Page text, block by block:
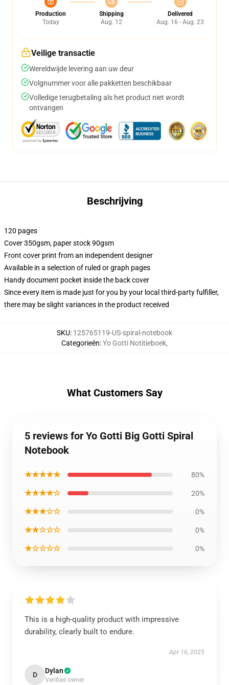
Production
Today
Shipping
Aug. 12
Delivered
Aug. 16 - Aug. 23
Veilige transactie
Wereldwijde levering aan uw deur
Volgnummer voor alle pakketten beschikbaar
Volledige terugbetaling als het product niet wordt
ontvangen
Beschrijving
120 pages
Cover 350gsm, paper stock 90gsm
Front cover print from an independent designer
Available in a selection of ruled or graph pages
Handy document pocket inside the back cover
Since every item is made just for you by your local third-party fulfiller,
there may be slight variances in the product received
SKU: 125765119-US-spiral-notebook
Categorieën:Yo Gotti Notitieboek,
What Customers Say
5 reviews for Yo Gotti Big Gotti Spiral
Notebook
★★★★★ 80%
★★★★☆ 20%
★★★☆☆ 0%
★★☆☆☆ 0%
★☆☆☆☆ 0%
This is a high-quality product with impressive
durability, clearly built to endure.
Apr 16, 2025
D Dylan
Verified owner